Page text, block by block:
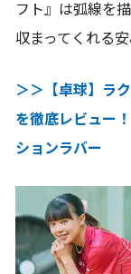
フト』は弧線を
収まってくれる安
＞＞【卓球】ラ
を徹底レビュー
ションラバー